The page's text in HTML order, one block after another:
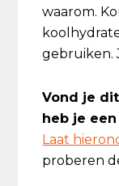
waarom.
gebruiken.
Vond je
heb je
Laat
proberen